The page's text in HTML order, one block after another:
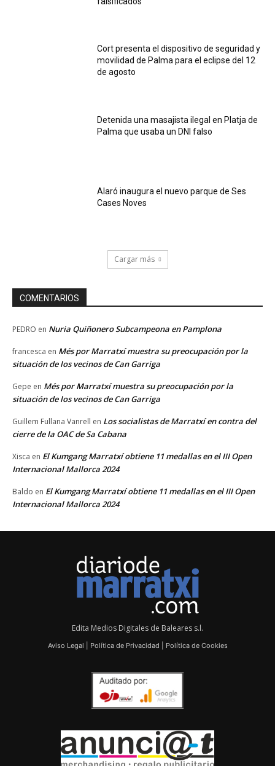
Cort presenta el dispositivo de seguridad y
movilidad de Palma para el eclipse del 12
de agosto
Detenida una masajista ilegal en Platja de
Palma que usaba un DNI falso
Alaró inaugura el nuevo parque de Ses
Cases Noves
Cargar más
COMENTARIOS
PEDRO en Nuria Quiñonero Subcampeona en Pamplona
francesca en Més por Marratxí muestra su preocupación por la
situación de los vecinos de Can Garriga
Gepe en Més por Marratxí muestra su preocupación por la
situación de los vecinos de Can Garriga
Guillem Fullana Vanrell en Los socialistas de Marratxí en contra del
cierre de la OAC de Sa Cabana
Xisca en El Kumgang Marratxí obtiene 11 medallas en el III Open
Internacional Mallorca 2024
Baldo en El Kumgang Marratxí obtiene 11 medallas en el III Open
Internacional Mallorca 2024
Edita Medios Digitales de Baleares s.l.
Aviso Legal Política de Privacidad Política de Cookies